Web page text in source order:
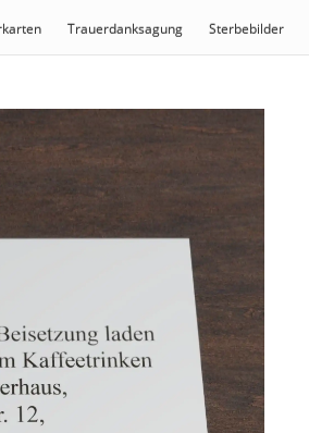
Trauerdanksagung Sterbebilder